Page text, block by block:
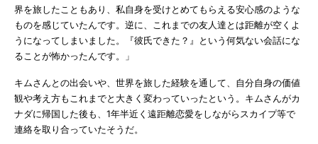
界を旅したこともあり、私自身を受けとめてもらえる安心感のような
ものを感じていたんです。逆に、これまでの友人達とは距離が空くよ
うになってしまいました。『彼氏できた？』という何気ない会話にな
ることが怖かったんです。」
キムさんとの出会いや、世界を旅した経験を通して、自分自身の価値
観や考え方もこれまでと大きく変わっていったという。キムさんがカ
ナダに帰国した後も、1年半近く遠距離恋愛をしながらスカイプ等で
連絡を取り合っていたそうだ。